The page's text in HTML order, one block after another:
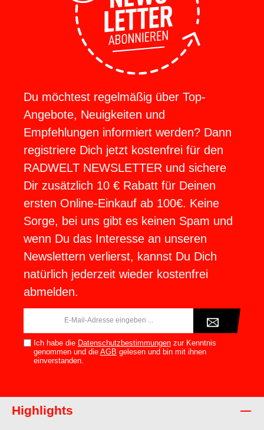
Du möchtest regelmäßig über Top-
Angebote, Neuigkeiten und
Empfehlungen informiert werden? Dann
registriere Dich jetzt kostenfrei für den
RADWELT NEWSLETTER und sichere
Dir zusätzlich 10 € Rabatt für Deinen
ersten Online-Einkauf ab 100€. Keine
Sorge, bei uns gibt es keinen Spam und
wenn Du das Interesse an unseren
Newslettern verlierst, kannst Du Dich
natürlich jederzeit wieder kostenfrei
abmelden.
Ich habe die Datenschutzbestimmungenzur Kenntnis
genommen und die AGB gelesen und bin mit ihnen
einverstanden.
Highlights